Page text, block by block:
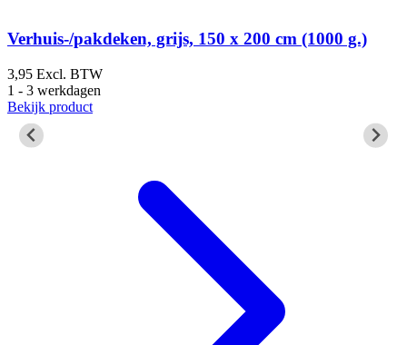
Verhuis-/pakdeken, grijs, 150 x 200 cm (1000 g.)
3,95 Excl. BTW
1 - 3 werkdagen
Bekijk product